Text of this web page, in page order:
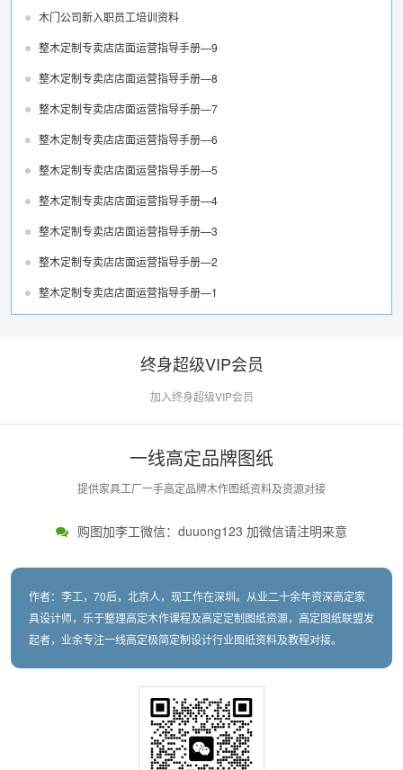
木门公司新入职员工培训资料
整木定制专卖店店面运营指导手册—9
整木定制专卖店店面运营指导手册—8
整木定制专卖店店面运营指导手册—7
整木定制专卖店店面运营指导手册—6
整木定制专卖店店面运营指导手册—5
整木定制专卖店店面运营指导手册—4
整木定制专卖店店面运营指导手册—3
整木定制专卖店店面运营指导手册—2
整木定制专卖店店面运营指导手册—1
终身超级VIP会员
加入终身超级VIP会员
一线高定品牌图纸
提供家具工厂一手高定品牌木作图纸资料及资源对接
购图加李工微信：duuong123 加微信请注明来意
作者：李工，70后，北京人，现工作在深圳。从业二十余年资深高定家
具设计师，乐于整理高定木作课程及高定定制图纸资源，高定图纸联盟发
起者，业余专注一线高定极简定制设计行业图纸资料及教程对接。